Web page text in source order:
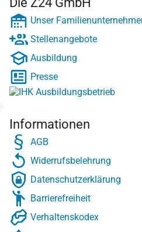
Unser
Stellenangebote
Ausbildung
Presse
Informationen
AGB
Widerrufsbelehrung
Datenschutzerklärung
Barrierefreiheit
Verhaltenskodex